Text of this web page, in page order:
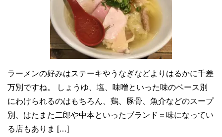
ラーメンの好みはステーキやうなぎなどよりはるかに千差
万別ですね。 しょうゆ、塩、味噌といった味のベース別
にわけられるのはもちろん、鶏、豚骨、魚介などのスープ
別、はたまた二郎や中本といったブランド＝味になってい
る店もありま […]